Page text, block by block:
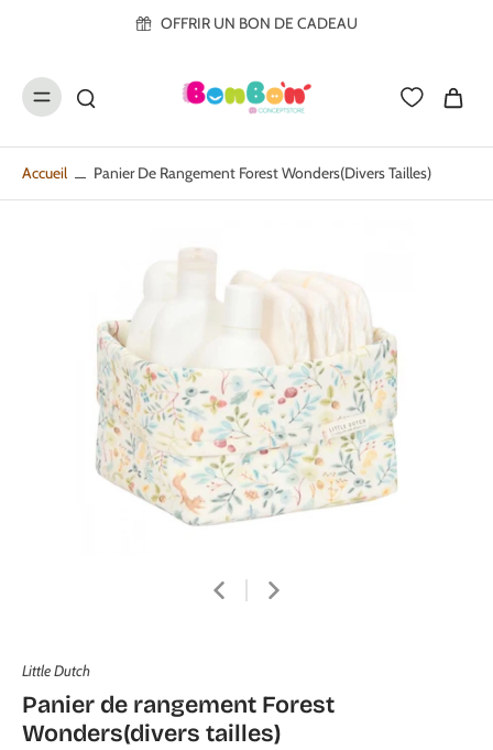
OFFRIR UN BON DE CADEAU
Accueil Panier De Rangement Forest Wonders(divers Tailles)
Little Dutch
Panier de rangement Forest
Wonders(divers tailles)